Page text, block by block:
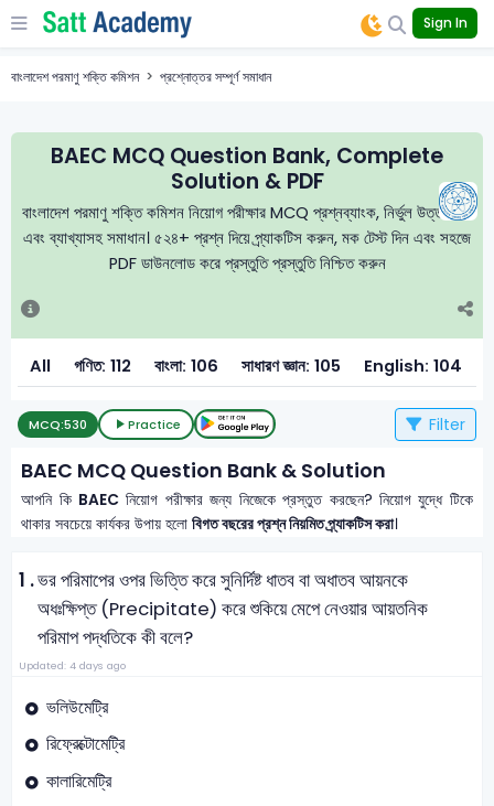
Sign In
বাংলাদেশ পরমাণু শক্তি কমিশন প্রশ্নোত্তর সম্পূর্ণ সমাধান
BAEC MCQ Question Bank, Complete
Solution & PDF
বাংলাদেশ পরমাণু শক্তি কমিশন নিয়োগ পরীক্ষার MCQ প্রশ্নব্যাংক, নির্ভুল উত্তরমালা
এবং ব্যাখ্যাসহ সমাধান। ৫২৪+ প্রশ্ন দিয়ে প্র্যাকটিস করুন, মক টেস্ট দিন এবং সহজে
PDF ডাউনলোড করে প্রস্তুতি প্রস্তুতি নিশ্চিত করুন
All গণিত: 112 বাংলা: 106 সাধারণ জ্ঞান: 105 English: 104
MCQ:530 Practice Filter
BAEC MCQ Question Bank & Solution
আপনি কি BAEC নিয়োগ পরীক্ষার জন্য নিজেকে প্রস্তুত করছেন? নিয়োগ যুদ্ধে টিকে
থাকার সবচেয়ে কার্যকর উপায় হলোবিগত বছরের প্রশ্ন নিয়মিত প্র্যাকটিস করা।
1 .ভর পরিমাপের ওপর ভিত্তি করে সুনির্দিষ্ট ধাতব বা অধাতব আয়নকে
অধঃক্ষিপ্ত (Precipitate) করে শুকিয়ে মেপে নেওয়ার আয়তনিক
পরিমাপ পদ্ধতিকে কী বলে?
Updated: 4 days ago
ভলিউমেট্রি
রিফ্রেক্টোমেট্রি
কালারিমেট্রি